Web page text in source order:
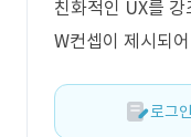
친화적인 UX를
W컨셉이 제시되
로그